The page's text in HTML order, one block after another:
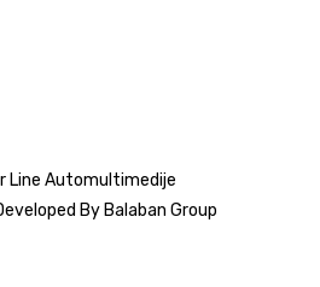
Line Automultimedije
By Balaban Group